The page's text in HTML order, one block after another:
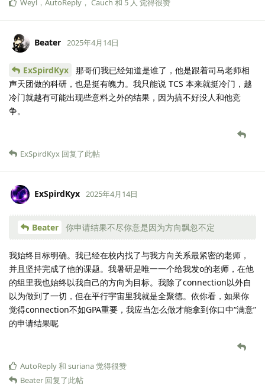
Weyl ， AutoReply ， Cauch 和 5 人 觉得很赞
Beater 2025年4月14日
ExSpirdKyx
那哥们我已经知道是谁了，他是跟着司马老师相
声天团做的科研，也是挺有魄力。我只能说 TCS 本来就挺冷门，越
冷门就越有可能出现些意料之外的结果，因为搞不好没人和他竞
争。
ExSpirdKyx 回复了此帖
ExSpirdKyx 2025年4月14日
Beater 你申请结果不尽你意是因为方向飘忽不定
我始终目标明确。我已经在校内找了与我方向关系最紧密的老师，
并且坚持完成了他的课题。我暑研是唯一一个给我发o的老师，在他
的组里我也始终以我自己的方向为目标。我除了connection以外自
以为做到了一切，但在平行宇宙里我就是全聚德。依你看，如果你
觉得connection不如GPA重要，我应当怎么做才能拿到你口中“满意”
的申请结果呢
AutoReply和 suriana觉得很赞
Beater 回复了此帖